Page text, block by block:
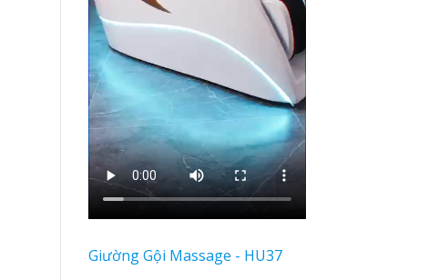
Giường Gội Massage - HU37